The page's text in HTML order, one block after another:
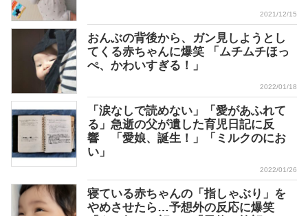
2021/12/15
おんぶの背後から、ガン見しようとし
てくる赤ちゃんに爆笑 「ムチムチほっ
ぺ、かわいすぎる！」
2022/01/18
「涙なしで読めない」「愛があふれて
る」急逝の父が遺した育児日記に反
響 「愛娘、誕生！」「ミルクのにお
い」
2022/01/26
寝ている赤ちゃんの「指しゃぶり」を
やめさせたら…予想外の反応に爆笑